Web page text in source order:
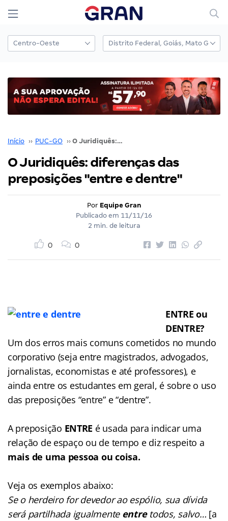
Início ›› PUC-GO ›› O Juridiquês: diferenças das preposições "entre e dentre"
O Juridiquês: diferenças das
preposições "entre e dentre"
Por Equipe Gran
Publicado em 11/11/16
2 min. de leitura
0 0
ENTRE ou
DENTRE?
Um dos erros mais comuns cometidos no mundo
corporativo (seja entre magistrados, advogados,
jornalistas, economistas e até professores), e
ainda entre os estudantes em geral, é sobre o uso
das preposições “entre” e “dentre”.
A preposição ENTRE é usada para indicar uma
relação de espaço ou de tempo e diz respeito a
mais de uma pessoa ou coisa.
Veja os exemplos abaixo:
Se o herdeiro for devedor ao espólio, sua dívida
será partilhada igualmente entretodos, salvo… [a